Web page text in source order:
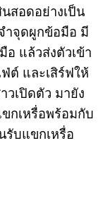
สอดอย่างเป็น
ำจุดผูกข้อมือ มี
อ แล้วส่งตัวเข้า
ต์ และเสิร์ฟให้
วเปิดตัว มายัง
กเหรื่อพร้อมกับ
รับแขกเหรื่อ